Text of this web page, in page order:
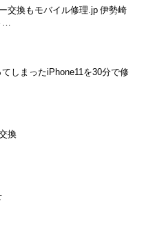
交換もモバイル修理.jp 伊勢崎
…
しまったiPhone11を30分で修
換